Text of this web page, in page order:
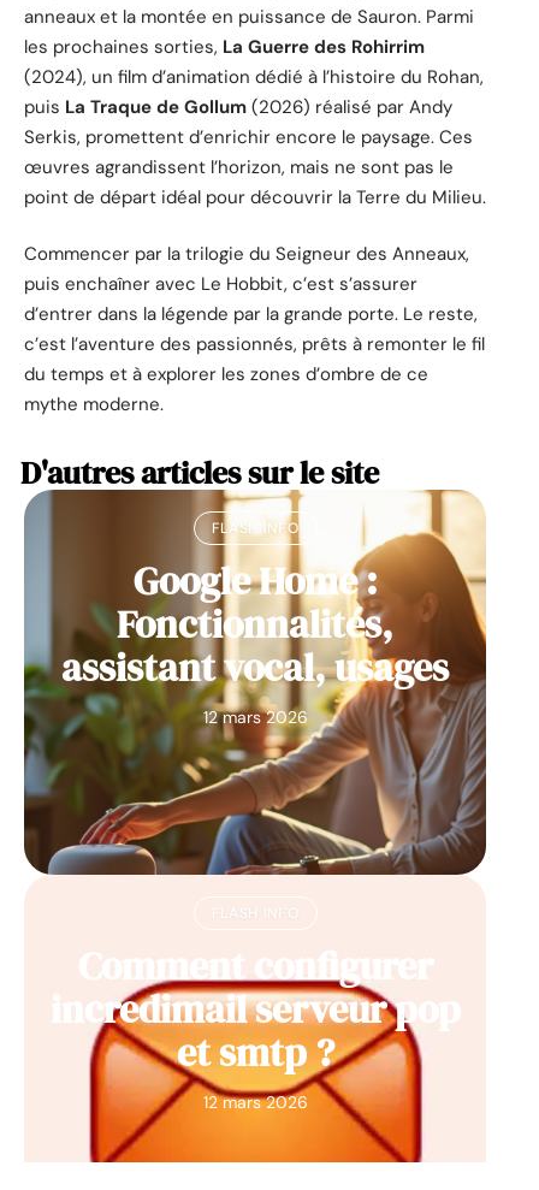
anneaux et la montée en puissance de Sauron. Parmi
les prochaines sorties, La Guerre des Rohirrim
(2024), un film d’animation dédié à l’histoire du Rohan,
puis La Traque de Gollum (2026) réalisé par Andy
Serkis, promettent d’enrichir encore le paysage. Ces
œuvres agrandissent l’horizon, mais ne sont pas le
point de départ idéal pour découvrir la Terre du Milieu.
Commencer par la trilogie du Seigneur des Anneaux,
puis enchaîner avec Le Hobbit, c’est s’assurer
d’entrer dans la légende par la grande porte. Le reste,
c’est l’aventure des passionnés, prêts à remonter le fil
du temps et à explorer les zones d’ombre de ce
mythe moderne.
D'autres articles sur le site
FLASH INFO
Google Home :
Fonctionnalités,
assistant vocal, usages
12 mars 2026
FLASH INFO
Comment configurer
incredimail serveur pop
et smtp ?
12 mars 2026